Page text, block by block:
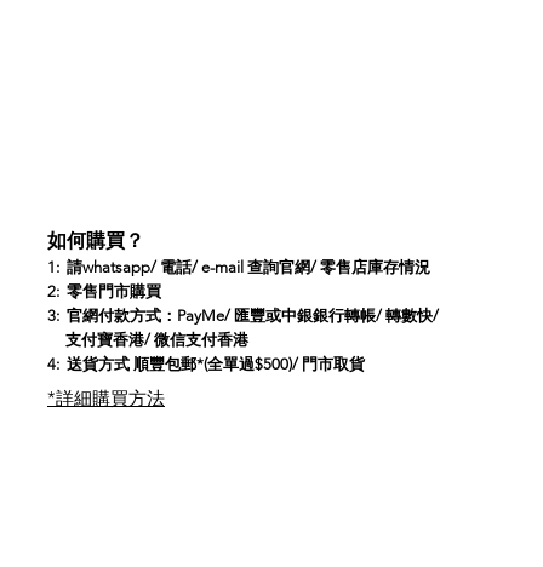
如何購買？
1: 請whatsapp/ 電話/ e-mail 查詢官網/ 零售店庫存情況
2: 零售門市購買
3: 官網付款方式：PayMe/ 匯豐或中銀銀行轉帳/ 轉數快/
支付寶香港/ 微信支付香港
4: 送貨方式 順豐包郵*(全單過$500)/ 門市取貨
*​詳細購買方法